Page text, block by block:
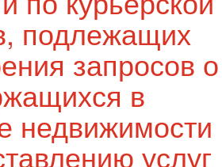
подлежащих
запросов о
в
недвижимости
услуг